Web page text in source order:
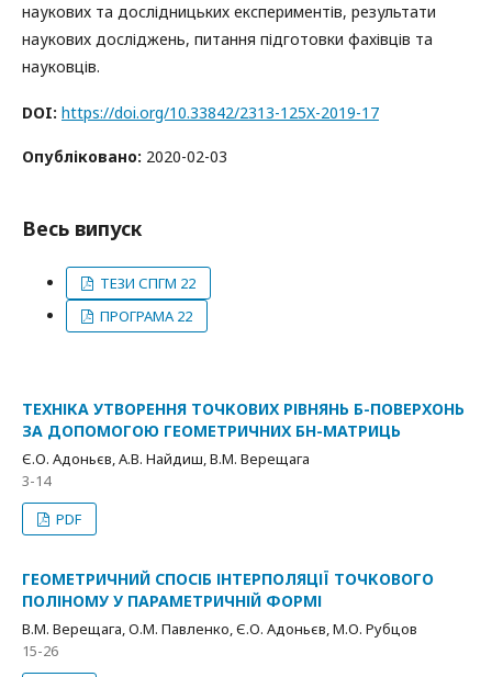
наукових та дослідницьких експериментів, результати
наукових досліджень, питання підготовки фахівців та
науковців.
DOI: https://doi.org/10.33842/2313-125X-2019-17
Опубліковано: 2020-02-03
Весь випуск
ТЕЗИ СПГМ 22
ПРОГРАМА 22
ТЕХНІКА УТВОРЕННЯ ТОЧКОВИХ РІВНЯНЬ Б-ПОВЕРХОНЬ
ЗА ДОПОМОГОЮ ГЕОМЕТРИЧНИХ БН-МАТРИЦЬ
Є.О. Адоньєв, А.В. Найдиш, В.М. Верещага
3-14
PDF
ГЕОМЕТРИЧНИЙ СПОСІБ ІНТЕРПОЛЯЦІЇ ТОЧКОВОГО
ПОЛІНОМУ У ПАРАМЕТРИЧНІЙ ФОРМІ
В.М. Верещага, О.М. Павленко, Є.О. Адоньєв, М.О. Рубцов
15-26